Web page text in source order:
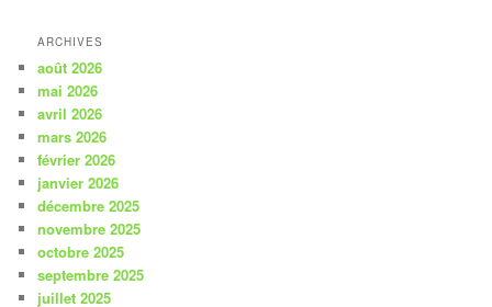
ARCHIVES
août 2026
mai 2026
avril 2026
mars 2026
février 2026
janvier 2026
décembre 2025
novembre 2025
octobre 2025
septembre 2025
juillet 2025